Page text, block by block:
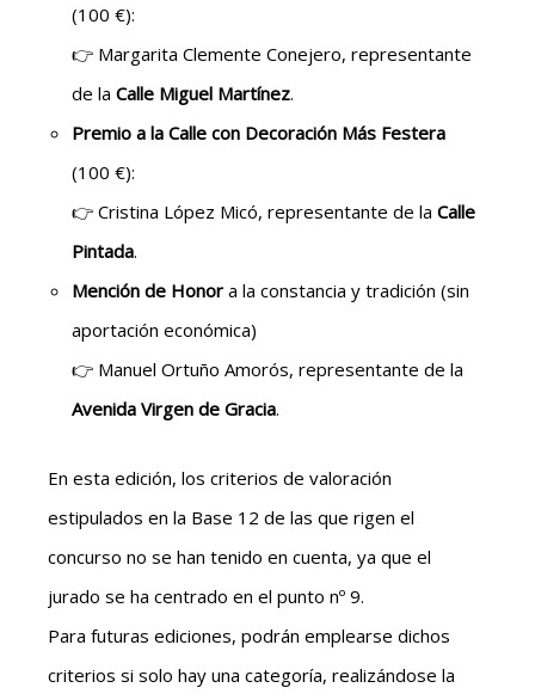
(100 €):
👉 Margarita Clemente Conejero, representante
de la Calle Miguel Martínez.
Premio a la Calle con Decoración Más Festera
(100 €):
👉 Cristina López Micó, representante de la Calle
Pintada.
Mención de Honor a la constancia y tradición (sin
aportación económica)
👉 Manuel Ortuño Amorós, representante de la
Avenida Virgen de Gracia.
En esta edición, los criterios de valoración
estipulados en la Base 12 de las que rigen el
concurso no se han tenido en cuenta, ya que el
jurado se ha centrado en el punto nº 9.
Para futuras ediciones, podrán emplearse dichos
criterios si solo hay una categoría, realizándose la